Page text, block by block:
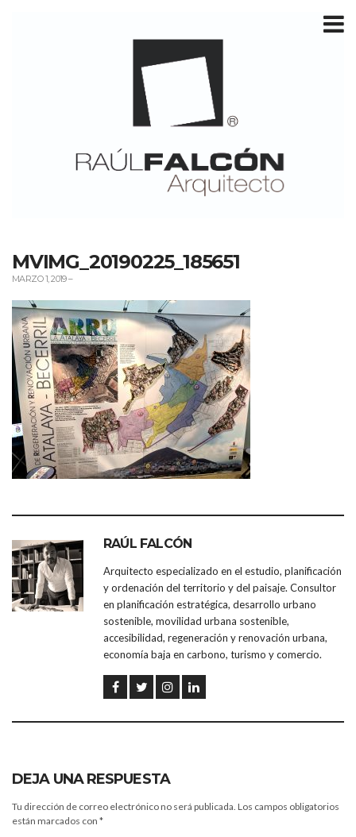
MVIMG_20190225_185651
MARZO 1, 2019–
RAÚL FALCÓN
Arquitecto especializado en el estudio, planificación
y ordenación del territorio y del paisaje. Consultor
en planificación estratégica, desarrollo urbano
sostenible, movilidad urbana sostenible,
accesibilidad, regeneración y renovación urbana,
economía baja en carbono, turismo y comercio.
DEJA UNA RESPUESTA
Tu dirección de correo electrónico no será publicada. Los campos obligatorios
están marcados con *